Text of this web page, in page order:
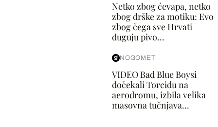
Netko zbog ćevapa, netko
zbog drške za motiku: Evo
zbog čega sve Hrvati
duguju pivo...
NOGOMET
VIDEO Bad Blue Boysi
dočekali Torcidu na
aerodromu, izbila velika
masovna tučnjava...